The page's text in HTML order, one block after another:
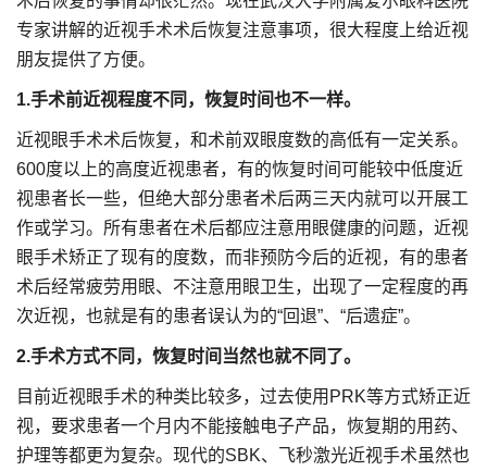
专家讲解的近视手术术后恢复注意事项，很大程度上给近视
朋友提供了方便。
1.手术前近视程度不同，恢复时间也不一样。
近视眼手术术后恢复，和术前双眼度数的高低有一定关系。
600度以上的高度近视患者，有的恢复时间可能较中低度近
视患者长一些，但绝大部分患者术后两三天内就可以开展工
作或学习。所有患者在术后都应注意用眼健康的问题，近视
眼手术矫正了现有的度数，而非预防今后的近视，有的患者
术后经常疲劳用眼、不注意用眼卫生，出现了一定程度的再
次近视，也就是有的患者误认为的“回退”、“后遗症”。
2.手术方式不同，恢复时间当然也就不同了。
目前近视眼手术的种类比较多，过去使用PRK等方式矫正近
视，要求患者一个月内不能接触电子产品，恢复期的用药、
护理等都更为复杂。现代的SBK、飞秒激光近视手术虽然也